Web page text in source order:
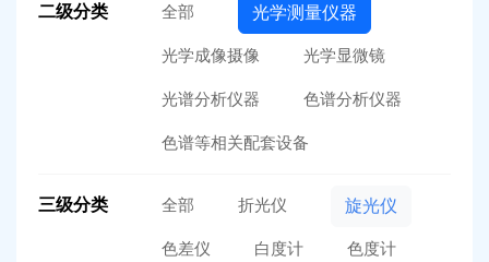
二级分类 全部 光学测量仪器
光学成像摄像 光学显微镜
光谱分析仪器 色谱分析仪器
色谱等相关配套设备
三级分类 全部 折光仪 旋光仪
色差仪 白度计 色度计